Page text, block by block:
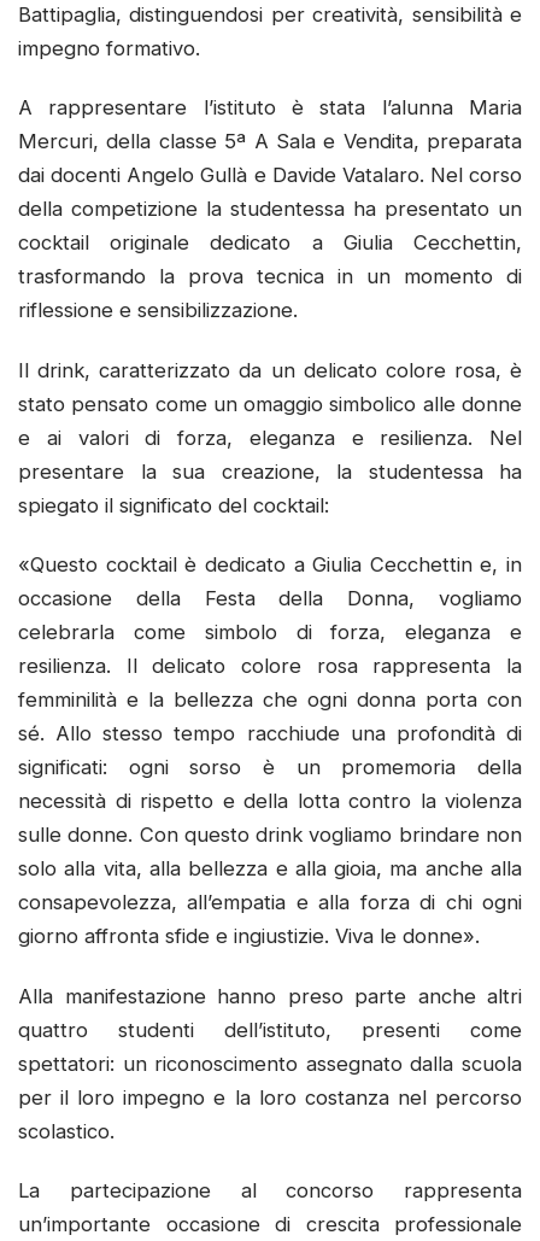
Battipaglia, distinguendosi per creatività, sensibilità e
impegno formativo.
A rappresentare l’istituto è stata l’alunna Maria
Mercuri, della classe 5ª A Sala e Vendita, preparata
dai docenti Angelo Gullà e Davide Vatalaro. Nel corso
della competizione la studentessa ha presentato un
cocktail originale dedicato a Giulia Cecchettin,
trasformando la prova tecnica in un momento di
riflessione e sensibilizzazione.
Il drink, caratterizzato da un delicato colore rosa, è
stato pensato come un omaggio simbolico alle donne
e ai valori di forza, eleganza e resilienza. Nel
presentare la sua creazione, la studentessa ha
spiegato il significato del cocktail:
«Questo cocktail è dedicato a Giulia Cecchettin e, in
occasione della Festa della Donna, vogliamo
celebrarla come simbolo di forza, eleganza e
resilienza. Il delicato colore rosa rappresenta la
femminilità e la bellezza che ogni donna porta con
sé. Allo stesso tempo racchiude una profondità di
significati: ogni sorso è un promemoria della
necessità di rispetto e della lotta contro la violenza
sulle donne. Con questo drink vogliamo brindare non
solo alla vita, alla bellezza e alla gioia, ma anche alla
consapevolezza, all’empatia e alla forza di chi ogni
giorno affronta sfide e ingiustizie. Viva le donne».
Alla manifestazione hanno preso parte anche altri
quattro studenti dell’istituto, presenti come
spettatori: un riconoscimento assegnato dalla scuola
per il loro impegno e la loro costanza nel percorso
scolastico.
La partecipazione al concorso rappresenta
un’importante occasione di crescita professionale